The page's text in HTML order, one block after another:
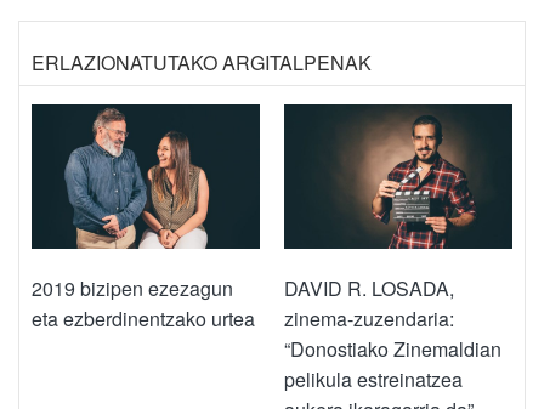
ERLAZIONATUTAKO ARGITALPENAK
2019 bizipen ezezagun
eta ezberdinentzako urtea
DAVID R. LOSADA,
zinema-zuzendaria:
“Donostiako Zinemaldian
pelikula estreinatzea